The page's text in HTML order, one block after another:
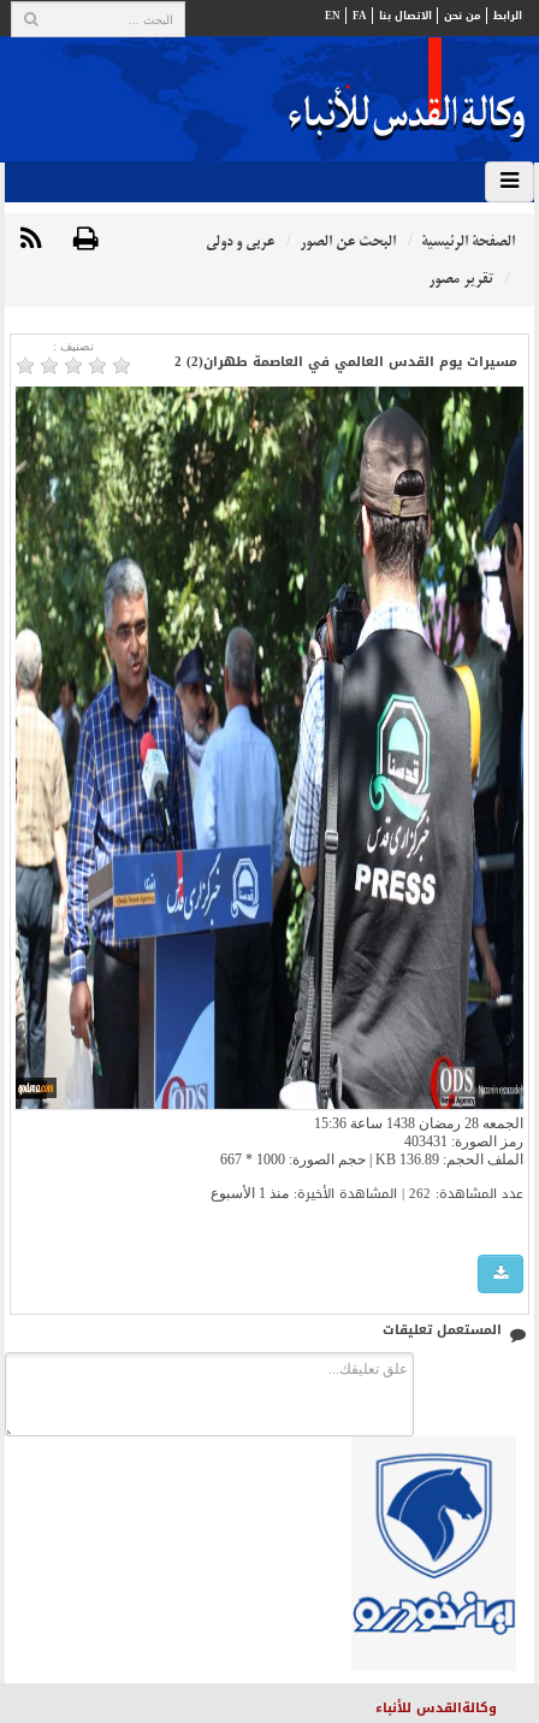
الرابط من نحن الاتصال بنا FA
EN
الصفحة الرئيسية البحث عن الصور
عربي و دولي
تقرير مصور
تصنیف :
مسيرات يوم القدس العالمي في العاصمة طهران(2) 2
الجمعه 28 رمضان 1438 ساعة 15:36
رمز الصورة: 403431
الملف الحجم: 136.89 KB | حجم الصورة: 1000 * 667
عدد المشاهدة: 262 | المشاهدة الأخیرة: منذ 1 الأسبوع
المستعمل تعليقات
وكالةالقدس للأنباء